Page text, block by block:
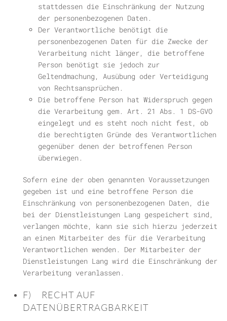
stattdessen die Einschränkung der Nutzung
der personenbezogenen Daten.
Der Verantwortliche benötigt die
personenbezogenen Daten für die Zwecke der
Verarbeitung nicht länger, die betroffene
Person benötigt sie jedoch zur
Geltendmachung, Ausübung oder Verteidigung
von Rechtsansprüchen.
Die betroffene Person hat Widerspruch gegen
die Verarbeitung gem. Art. 21 Abs. 1 DS-GVO
eingelegt und es steht noch nicht fest, ob
die berechtigten Gründe des Verantwortlichen
gegenüber denen der betroffenen Person
überwiegen.
Sofern eine der oben genannten Voraussetzungen
gegeben ist und eine betroffene Person die
Einschränkung von personenbezogenen Daten, die
bei der Dienstleistungen Lang gespeichert sind,
verlangen möchte, kann sie sich hierzu jederzeit
an einen Mitarbeiter des für die Verarbeitung
Verantwortlichen wenden. Der Mitarbeiter der
Dienstleistungen Lang wird die Einschränkung der
Verarbeitung veranlassen.
F) RECHT AUF
DATENÜBERTRAGBARKEIT